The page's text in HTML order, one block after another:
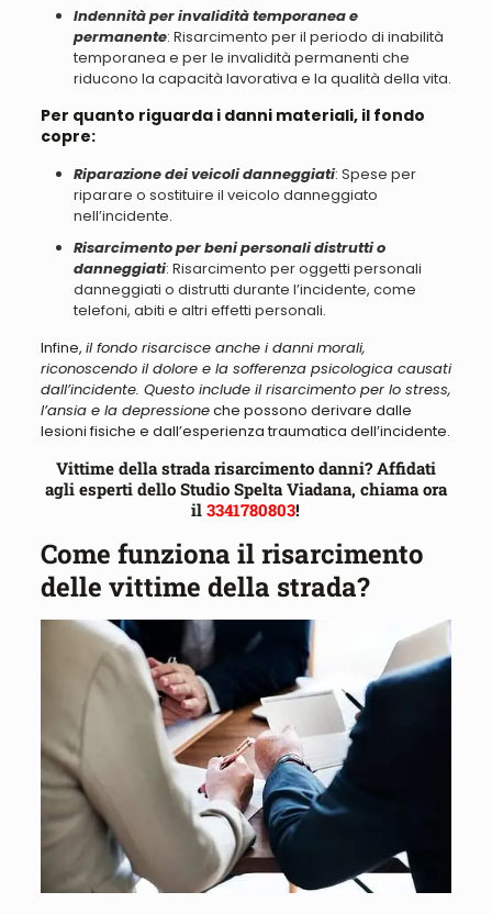
Indennità per invalidità temporanea e
permanente: Risarcimento per il periodo di inabilità
temporanea e per le invalidità permanenti che
riducono la capacità lavorativa e la qualità della vita.
Per quanto riguarda i danni materiali, il fondo
copre:
Riparazione dei veicoli danneggiati: Spese per
riparare o sostituire il veicolo danneggiato
nell’incidente.
Risarcimento per beni personali distrutti o
danneggiati: Risarcimento per oggetti personali
danneggiati o distrutti durante l’incidente, come
telefoni, abiti e altri effetti personali.
Infine, il fondo risarcisce anche i danni morali,
riconoscendo il dolore e la sofferenza psicologica causati
dall’incidente. Questo include il risarcimento per lo stress,
l’ansia e la depressioneche possono derivare dalle
lesioni fisiche e dall’esperienza traumatica dell’incidente.
Vittime della strada risarcimento danni? Affidati
agli esperti dello Studio Spelta Viadana, chiama ora
il3341780803!
Come funziona il risarcimento
delle vittime della strada?